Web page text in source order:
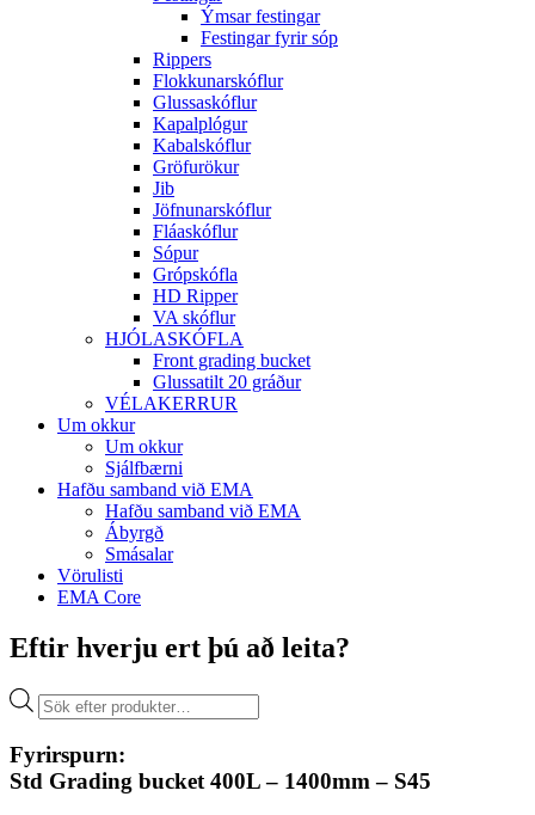
Ýmsar festingar
Festingar fyrir sóp
Rippers
Flokkunarskóflur
Glussaskóflur
Kapalplógur
Kabalskóflur
Gröfurökur
Jib
Jöfnunarskóflur
Fláaskóflur
Sópur
Grópskófla
HD Ripper
VA skóflur
HJÓLASKÓFLA
Front grading bucket
Glussatilt 20 gráður
VÉLAKERRUR
Um okkur
Um okkur
Sjálfbærni
Hafðu samband við EMA
Hafðu samband við EMA
Ábyrgð
Smásalar
Vörulisti
EMA Core
Eftir hverju ert þú að leita?
Products
search
Fyrirspurn:
Std Grading bucket 400L – 1400mm – S45